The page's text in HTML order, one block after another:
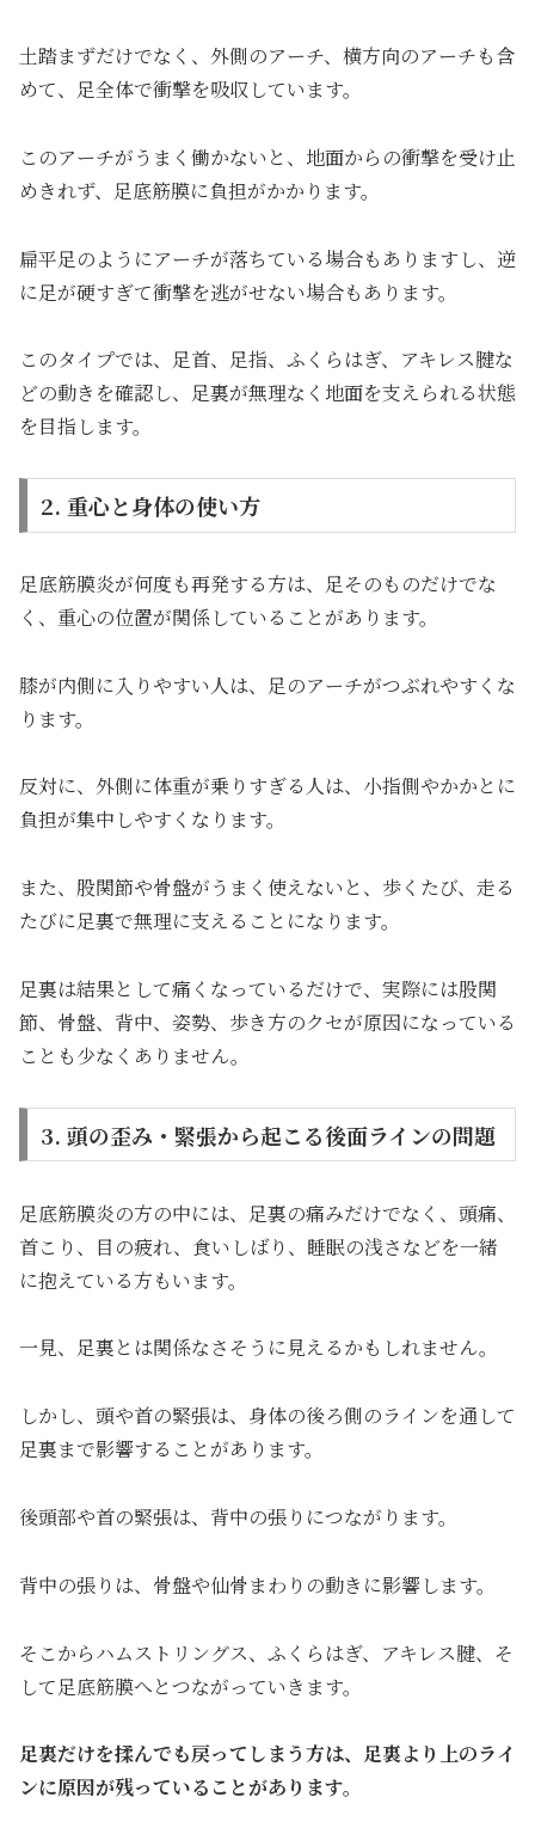
土踏まずだけでなく、外側のアーチ、横方向のアーチも含
めて、足全体で衝撃を吸収しています。
このアーチがうまく働かないと、地面からの衝撃を受け止
めきれず、足底筋膜に負担がかかります。
扁平足のようにアーチが落ちている場合もありますし、逆
に足が硬すぎて衝撃を逃がせない場合もあります。
このタイプでは、足首、足指、ふくらはぎ、アキレス腱な
どの動きを確認し、足裏が無理なく地面を支えられる状態
を目指します。
2. 重心と身体の使い方
足底筋膜炎が何度も再発する方は、足そのものだけでな
く、重心の位置が関係していることがあります。
膝が内側に入りやすい人は、足のアーチがつぶれやすくな
ります。
反対に、外側に体重が乗りすぎる人は、小指側やかかとに
負担が集中しやすくなります。
また、股関節や骨盤がうまく使えないと、歩くたび、走る
たびに足裏で無理に支えることになります。
足裏は結果として痛くなっているだけで、実際には股関
節、骨盤、背中、姿勢、歩き方のクセが原因になっている
ことも少なくありません。
3. 頭の歪み・緊張から起こる後面ラインの問題
足底筋膜炎の方の中には、足裏の痛みだけでなく、頭痛、
首こり、目の疲れ、食いしばり、睡眠の浅さなどを一緒
に抱えている方もいます。
一見、足裏とは関係なさそうに見えるかもしれません。
しかし、頭や首の緊張は、身体の後ろ側のラインを通して
足裏まで影響することがあります。
後頭部や首の緊張は、背中の張りにつながります。
背中の張りは、骨盤や仙骨まわりの動きに影響します。
そこからハムストリングス、ふくらはぎ、アキレス腱、そ
して足底筋膜へとつながっていきます。
足裏だけを揉んでも戻ってしまう方は、足裏より上のライ
ンに原因が残っていることがあります。